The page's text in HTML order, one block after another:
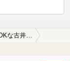
子連れOKな古井駅近くの温泉、日帰り温泉、スーパー銭湯おすすめ